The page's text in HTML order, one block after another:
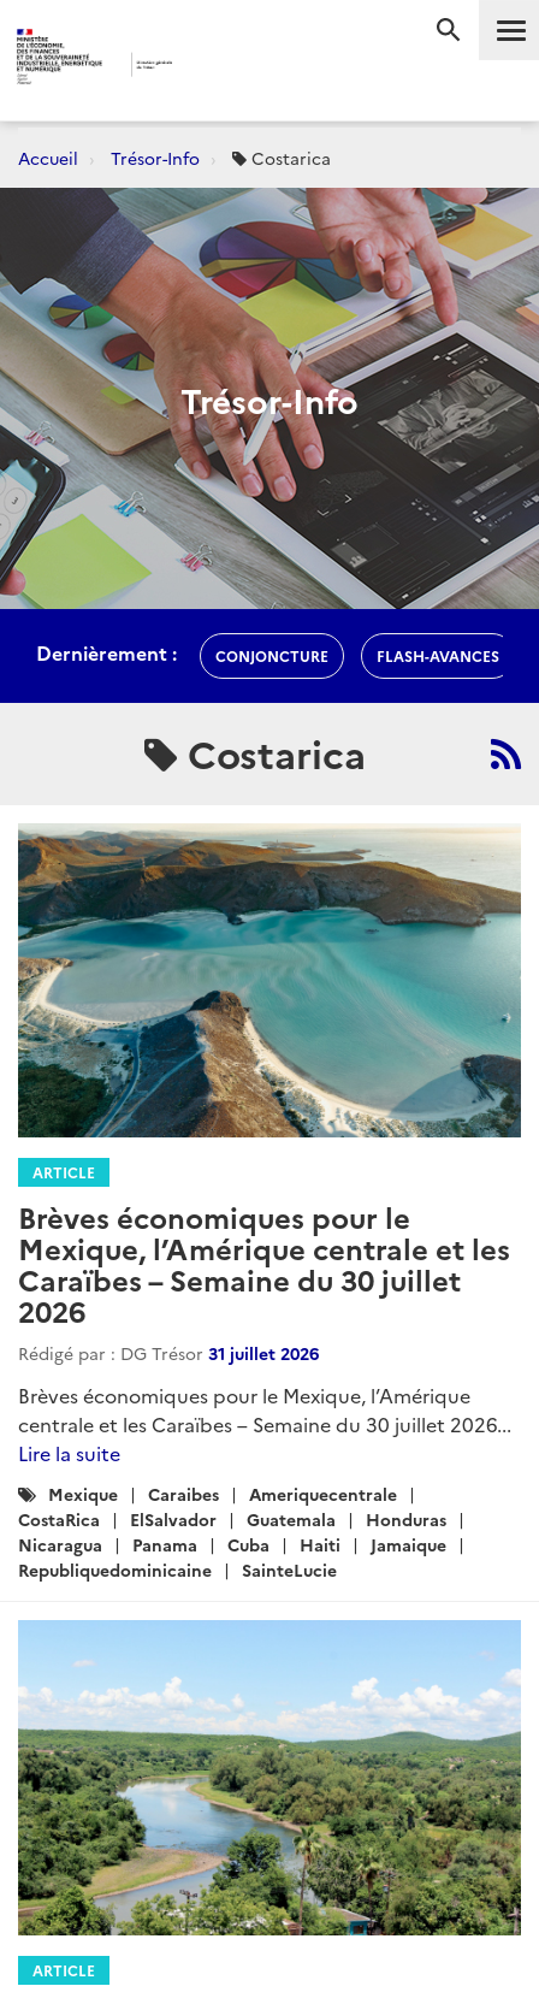
Accueil Trésor-Info Costarica
Trésor-Info
Dernièrement : CONJONCTURE FLASH-AVANCES
Costarica
ARTICLE
Brèves économiques pour le
Mexique, l’Amérique centrale et les
Caraïbes – Semaine du 30 juillet
2026
Rédigé par : DG Trésor 31 juillet 2026
Brèves économiques pour le Mexique, l’Amérique
centrale et les Caraïbes – Semaine du 30 juillet 2026...
Lire la suite
Catégories
:
Mexique Caraibes
Ameriquecentrale
CostaRica
ElSalvador Guatemala
Honduras
Nicaragua
Panama Cuba Haiti
Jamaique
Republiquedominicaine
SainteLucie
ARTICLE